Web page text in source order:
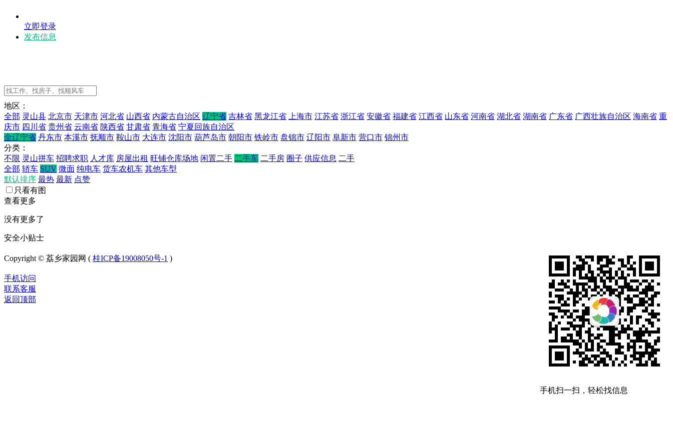
立即登录
发布信息
地区：
全部 灵山县 北京市 天津市 河北省 山西省 内蒙古自治区 辽宁省 吉林省 黑龙江省 上海市 江苏省 浙江省 安徽省 福建省 江西省 山东省 河南省 湖北省 湖南省 广东省 广西壮族自治区 海南省 重
庆市 四川省 贵州省 云南省 陕西省 甘肃省 青海省 宁夏回族自治区
全辽宁省 丹东市 本溪市 抚顺市 鞍山市 大连市 沈阳市 葫芦岛市 朝阳市 铁岭市 盘锦市 辽阳市 阜新市 营口市 锦州市
分类：
不限 灵山拼车 招聘求职 人才库 房屋出租 旺铺仓库场地 闲置二手 二手车 二手房 圈子 供应信息 二手
全部 轿车 SUV 微面 纯电车 货车农机车 其他车型
默认排序 最热 最新 点赞
只看有图
查看更多
没有更多了
安全小贴士
手机扫一扫，轻松找信息
Copyright © 荔乡家园网 ( 桂ICP备19008050号-1 )
手机访问
联系客服
返回顶部